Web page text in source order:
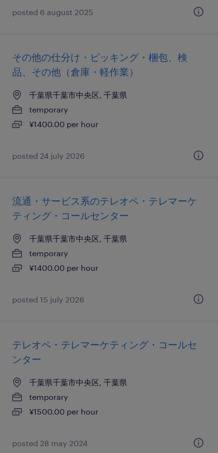
posted 6 august 2025
その他の仕分け・ピッキング・梱包、検
品、その他（倉庫・軽作業）
千葉県千葉市中央区, 千葉県
temporary
¥1400.00 per hour
posted 24 july 2026
流通・サービス系のテレオペ・テレマーケ
ティング・コールセンター
千葉県千葉市中央区, 千葉県
temporary
¥1400.00 per hour
posted 15 july 2026
テレオペ・テレマーケティング・コールセ
ンター
千葉県千葉市中央区, 千葉県
temporary
¥1500.00 per hour
posted 28 may 2024